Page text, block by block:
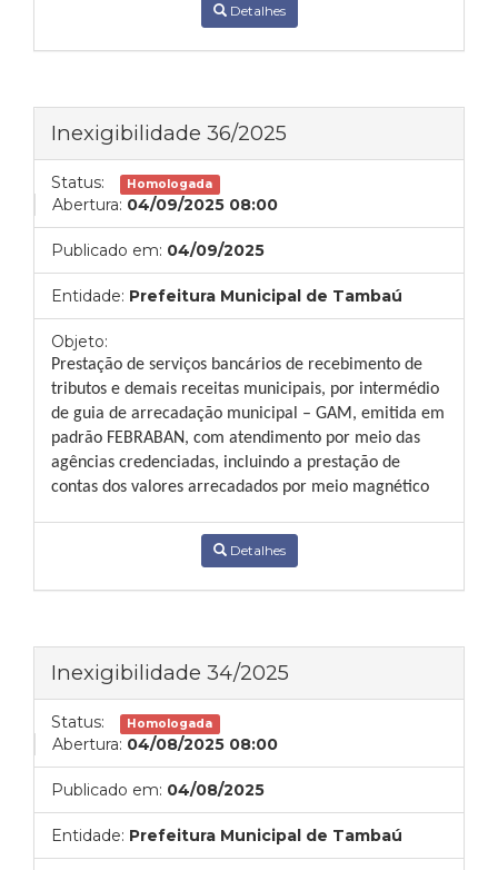
Detalhes
Inexigibilidade 36/2025
Status: Homologada
Abertura: 04/09/2025 08:00
Publicado em: 04/09/2025
Entidade: Prefeitura Municipal de Tambaú
Objeto:
Prestação de serviços bancários de recebimento de
tributos e demais receitas municipais, por intermédio
de guia de arrecadação municipal – GAM, emitida em
padrão FEBRABAN, com atendimento por meio das
agências credenciadas, incluindo a prestação de
contas dos valores arrecadados por meio magnético
Detalhes
Inexigibilidade 34/2025
Status: Homologada
Abertura: 04/08/2025 08:00
Publicado em: 04/08/2025
Entidade: Prefeitura Municipal de Tambaú